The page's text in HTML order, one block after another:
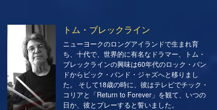
トム・ブレックライン
ニューヨークのロングアイランドで生まれ育
ち、十代で、世界的に有名なドラマー、トム・
ブレックラインの興味は60年代のロック・バン
ドからビック・バンド・ジャズへと移りまし
た。 そして18歳の時に、彼はテレビでチック・
コリアと「Return to Forever」を観て、いつの
日か、彼とプレーすると誓いました。